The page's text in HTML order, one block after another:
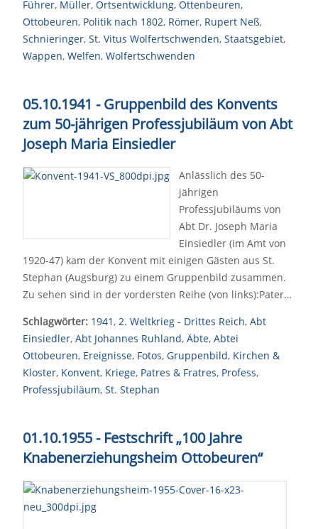
Führer, Müller, Ortsentwicklung, Ottenbeuren,
Ottobeuren, Politik nach 1802, Römer, Rupert Neß,
Schnieringer, St. Vitus Wolfertschwenden, Staatsgebiet,
Wappen, Welfen, Wolfertschwenden
05.10.1941 - Gruppenbild des Konvents
zum 50-jährigen Professjubiläum von Abt
Joseph Maria Einsiedler
Anlässlich des 50-
jährigen
Professjubiläums von
Abt Dr. Joseph Maria
Einsiedler (im Amt von
1920-47) kam der Konvent mit einigen Gästen aus St.
Stephan (Augsburg) zu einem Gruppenbild zusammen.
Zu sehen sind in der vordersten Reihe (von links):Pater…
Schlagwörter: 1941, 2. Weltkrieg - Drittes Reich, Abt
Einsiedler, Abt Johannes Ruhland, Äbte, Abtei
Ottobeuren, Ereignisse, Fotos, Gruppenbild, Kirchen &
Kloster, Konvent, Kriege, Patres & Fratres, Profess,
Professjubiläum, St. Stephan
01.10.1955 - Festschrift „100 Jahre
Knabenerziehungsheim Ottobeuren“